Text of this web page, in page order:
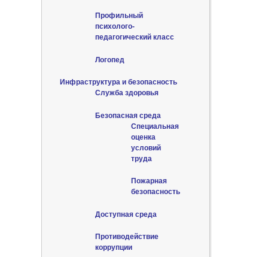
Профильный
психолого-
педагогический класс
Логопед
Инфраструктура и безопасность
Служба здоровья
Безопасная среда
Специальная
оценка
условий
труда
Пожарная
безопасность
Доступная среда
Противодействие
коррупции